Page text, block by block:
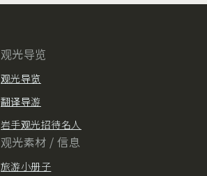
观光导览
观光导览
翻译导游
岩手观光招待名人
观光素材 / 信息
旅游小册子